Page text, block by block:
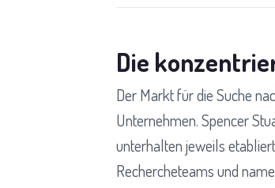
Die
Der Markt für die Suche
Unternehmen. Spencer
unterhalten jeweils
Rechercheteams und